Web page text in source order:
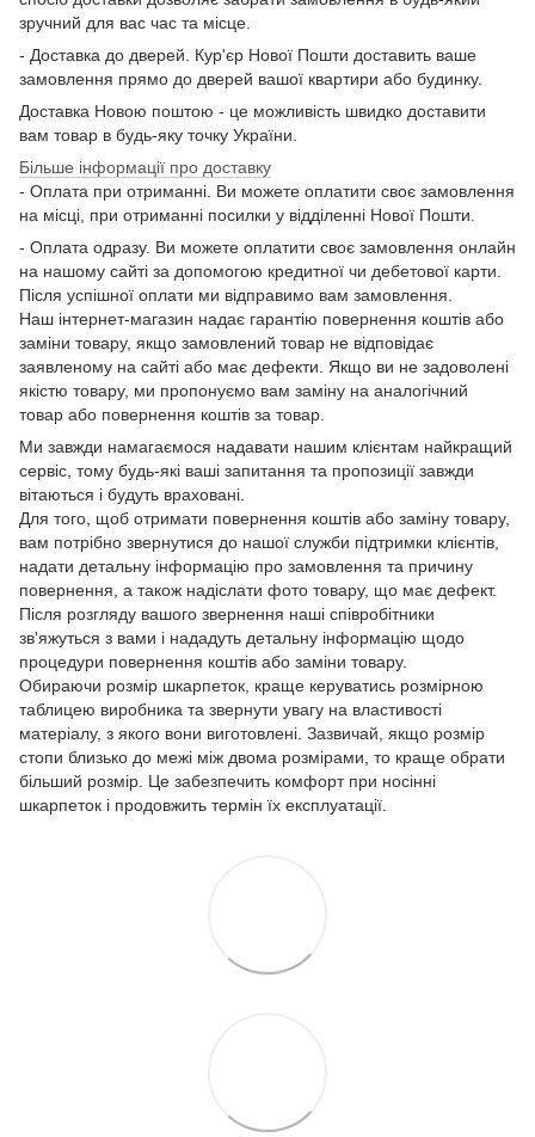
зручний для вас час та місце.
- Доставка до дверей. Кур'єр Нової Пошти доставить ваше
замовлення прямо до дверей вашої квартири або будинку.
Доставка Новою поштою - це можливість швидко доставити
вам товар в будь-яку точку України.
Більше інформації про доставку
- Оплата при отриманні. Ви можете оплатити своє замовлення
на місці, при отриманні посилки у відділенні Нової Пошти.
- Оплата одразу. Ви можете оплатити своє замовлення онлайн
на нашому сайті за допомогою кредитної чи дебетової карти.
Після успішної оплати ми відправимо вам замовлення.
Наш інтернет-магазин надає гарантію повернення коштів або
заміни товару, якщо замовлений товар не відповідає
заявленому на сайті або має дефекти. Якщо ви не задоволені
якістю товару, ми пропонуємо вам заміну на аналогічний
товар або повернення коштів за товар.
Ми завжди намагаємося надавати нашим клієнтам найкращий
сервіс, тому будь-які ваші запитання та пропозиції завжди
вітаються і будуть враховані.
Для того, щоб отримати повернення коштів або заміну товару,
вам потрібно звернутися до нашої служби підтримки клієнтів,
надати детальну інформацію про замовлення та причину
повернення, а також надіслати фото товару, що має дефект.
Після розгляду вашого звернення наші співробітники
зв'яжуться з вами і нададуть детальну інформацію щодо
процедури повернення коштів або заміни товару.
Обираючи розмір шкарпеток, краще керуватись розмірною
таблицею виробника та звернути увагу на властивості
матеріалу, з якого вони виготовлені. Зазвичай, якщо розмір
стопи близько до межі між двома розмірами, то краще обрати
більший розмір. Це забезпечить комфорт при носінні
шкарпеток і продовжить термін їх експлуатації.